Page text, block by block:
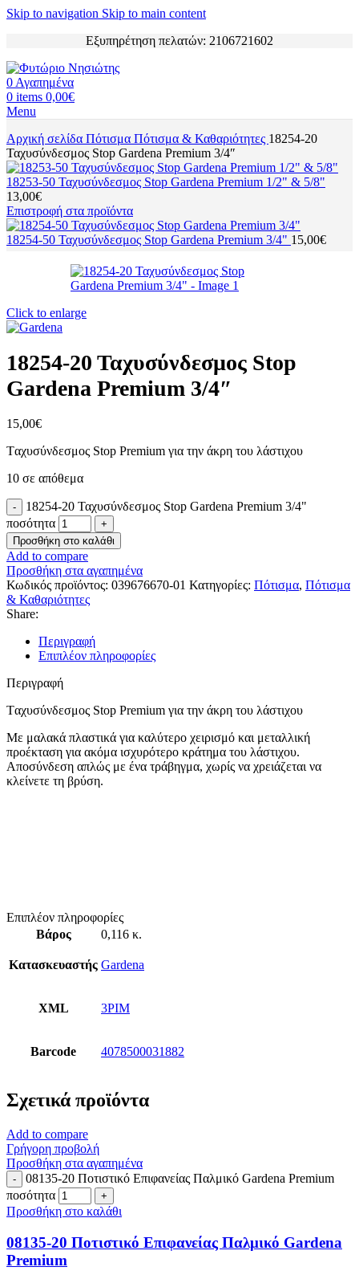
Skip to navigation Skip to main content
Εξυπηρέτηση πελατών: 2106721602
0 Αγαπημένα
0 items 0,00€
Menu
Αρχική σελίδα Πότισμα Πότισμα & Καθαριότητες 18254-20
Ταχυσύνδεσμος Stop Gardena Premium 3/4″
18253-50 Ταχυσύνδεσμος Stop Gardena Premium 1/2" & 5/8"
13,00€
Επιστροφή στα προϊόντα
18254-50 Ταχυσύνδεσμος Stop Gardena Premium 3/4" 15,00€
Click to enlarge
18254-20 Ταχυσύνδεσμος Stop
Gardena Premium 3/4″
15,00€
Tαχυσύνδεσμος Stop Premium για την άκρη του λάστιχου
10 σε απόθεμα
18254-20 Ταχυσύνδεσμος Stop Gardena Premium 3/4"
ποσότητα
Προσθήκη στο καλάθι
Add to compare
Προσθήκη στα αγαπημένα
Κωδικός προϊόντος: 039676670-01 Κατηγορίες: Πότισμα, Πότισμα
& Καθαριότητες
Share:
Περιγραφή
Επιπλέον πληροφορίες
Περιγραφή
Tαχυσύνδεσμος Stop Premium για την άκρη του λάστιχου
Με μαλακά πλαστικά για καλύτερο χειρισμό και μεταλλική
προέκταση για ακόμα ισχυρότερο κράτημα του λάστιχου.
Αποσύνδεση απλώς με ένα τράβηγμα, χωρίς να χρειάζεται να
κλείνετε τη βρύση.
Επιπλέον πληροφορίες
Βάρος
0,116 κ.
Κατασκευαστής Gardena
XML 3PIM
Barcode 4078500031882
Σχετικά προϊόντα
Add to compare
Γρήγορη προβολή
Προσθήκη στα αγαπημένα
08135-20 Ποτιστικό Επιφανείας Παλμικό Gardena Premium
ποσότητα
Προσθήκη στο καλάθι
08135-20 Ποτιστικό Επιφανείας Παλμικό Gardena
Premium